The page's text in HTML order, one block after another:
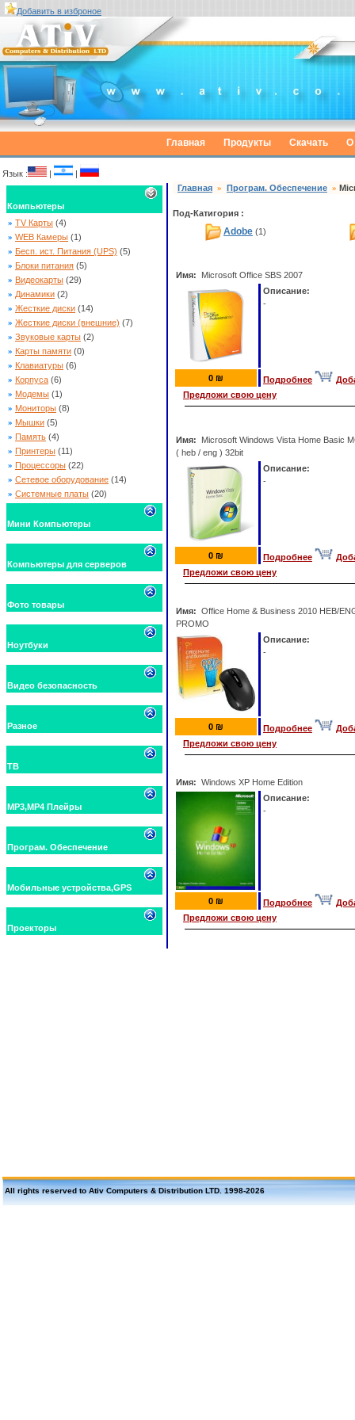
Добавить в изброное
Главная Продукты Скачать О
Язык : | |
Компьютеры
» TV Карты (4)
» WEB Камеры (1)
» Бесп. ист. Питания (UPS) (5)
» Блоки питания (5)
» Видеокарты (29)
» Динамики (2)
» Жесткие диски (14)
» Жесткие диски (внешние) (7)
» Звуковые карты (2)
» Карты памяти (0)
» Клавиатуры (6)
» Корпуса (6)
» Модемы (1)
» Мониторы (8)
» Мышки (5)
» Память (4)
» Принтеры (11)
» Процессоры (22)
» Сетевое оборудование (14)
» Системные платы (20)
Мини Компьютеры
Компьютеры для серверов
Фото товары
Ноутбуки
Видео безопасность
Разное
ТВ
MP3,MP4 Плейры
Програм. Обеспечение
Мобильные устройства,GPS
Проекторы
Главная » Програм. Обеспечение »
Под-Катигория :
Adobe (1)
Имя:
Microsoft Office SBS 2007
Описание:
-
0 ₪ Подробнее
Предложи свою цену
Имя:
Microsoft Windows Vista Home Basic
( heb / eng ) 32bit
Описание:
-
0 ₪ Подробнее
Предложи свою цену
Имя: Office Home & Business 2010 HEB/
PROMO
Описание:
-
0 ₪ Подробнее
Предложи свою цену
Имя: Windows XP Home Edition
Описание:
-
0 ₪ Подробнее
Предложи свою цену
All rights reserved to Ativ Computers & Distribution LTD. 1998-2026